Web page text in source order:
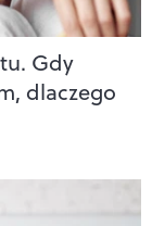
Gdy
dlaczego